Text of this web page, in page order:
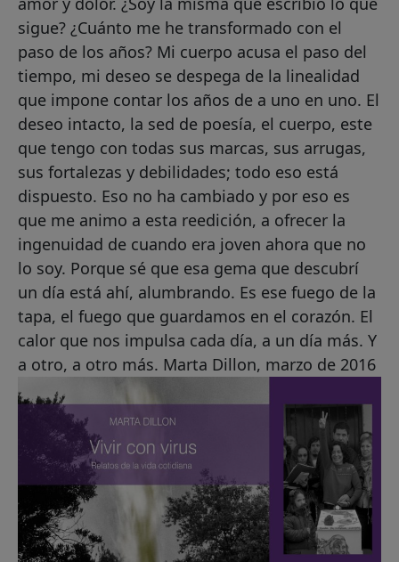
sigue? ¿Cuánto me he transformado con el
paso de los años? Mi cuerpo acusa el paso del
tiempo, mi deseo se despega de la linealidad
que impone contar los años de a uno en uno. El
deseo intacto, la sed de poesía, el cuerpo, este
que tengo con todas sus marcas, sus arrugas,
sus fortalezas y debilidades; todo eso está
dispuesto. Eso no ha cambiado y por eso es
que me animo a esta reedición, a ofrecer la
ingenuidad de cuando era joven ahora que no
lo soy. Porque sé que esa gema que descubrí
un día está ahí, alumbrando. Es ese fuego de la
tapa, el fuego que guardamos en el corazón. El
calor que nos impulsa cada día, a un día más. Y
a otro, a otro más. Marta Dillon, marzo de 2016